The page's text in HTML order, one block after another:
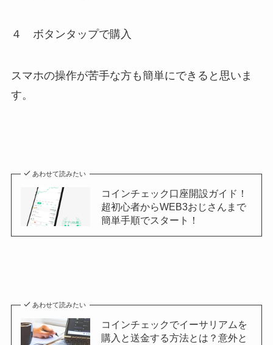
４ ボタンタップで購入
スマホの操作が苦手な方も簡単にできると思いま
す。
あわせて読みたい
コインチェック口座開設ガイド！
超初心者からWEB3おじさんまで
簡単手順でスタート！
あわせて読みたい
コインチェックでイーサリアムを
購入と送金する方法とは？意外と